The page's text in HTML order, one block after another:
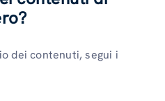
dei contenuti, segui i